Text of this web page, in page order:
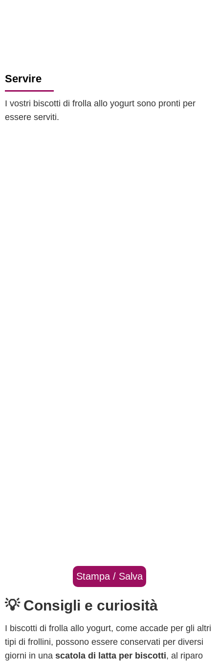
Servire
I vostri biscotti di frolla allo yogurt sono pronti per
essere serviti.
Stampa / Salva
💡 Consigli e curiosità
I biscotti di frolla allo yogurt, come accade per gli altri
tipi di frollini, possono essere conservati per diversi
giorni in una scatola di latta per biscotti, al riparo